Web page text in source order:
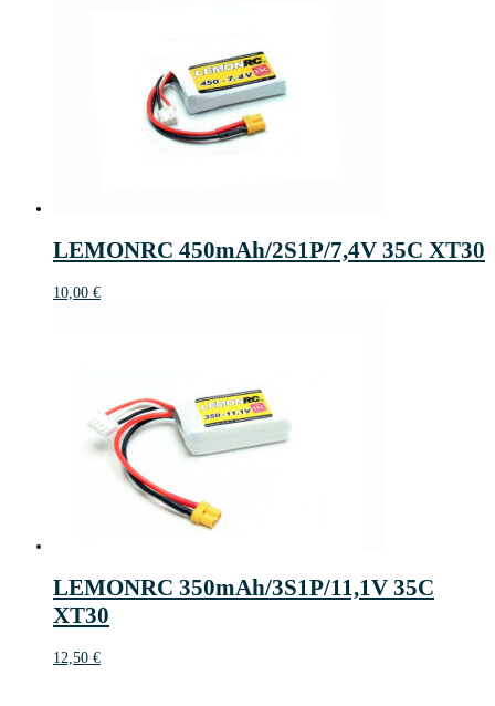
LEMONRC 450mAh/2S1P/7,4V 35C XT30
10,00 €
LEMONRC 350mAh/3S1P/11,1V 35C
XT30
12,50 €